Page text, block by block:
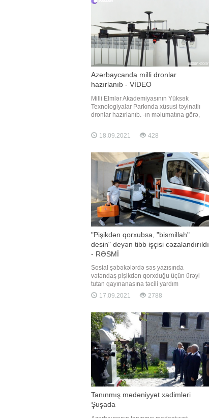
Azərbaycanda milli dronlar
hazırlanıb - VİDEO
Milli Elmlər Akademiyasının Yüksək
Texnologiyalar Parkında xüsusi təyinatlı
dronlar hazırlanıb. -ın məlumatına görə,
yerli mütəxəssislər tərəfindən hazırlanıb.
Dronlari uçuş vaxtları, yükdaşıma və
uçuş trayektoriyasını
18.09.2021 428
"Pişikdən qorxubsa, "bismillah"
desin" deyən tibb işçisi cəzalandırıldı
- RƏSMİ
Sosial şəbəkələrdə səs yazısında
vətəndaş pişikdən qorxduğu üçün ürəyi
tutan qayınanasına təcili yardım
əməkdaşının laqeyd yanaşdığı və ona
"bismillah" deyərək yatmasını məsləhət
xəbər verir ki, Tibbi Ərazi Bölmələrini
İdarəetmə Birliyində
17.09.2021 2788
Tanınmış mədəniyyət xadimləri
Şuşada